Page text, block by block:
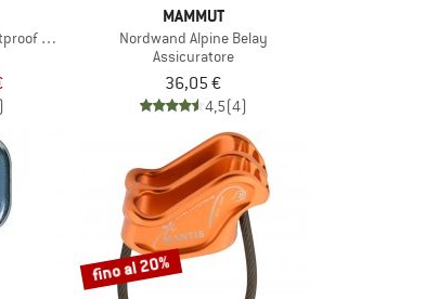
Screw
MAMMUT
Nordwand Alpine Belay
Assicuratore
36,05 €
4,5(4)
fino al 20%